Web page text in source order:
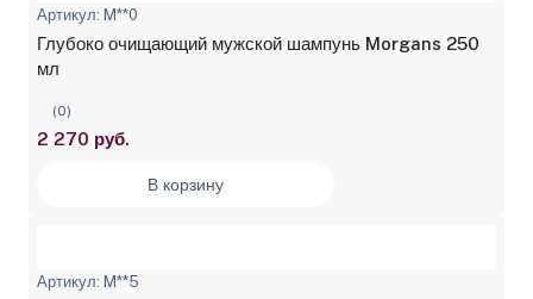
Артикул: M**0
Глубоко очищающий мужской шампунь Morgans 250
мл
(0)
2 270 руб.
В корзину
Артикул: M**5